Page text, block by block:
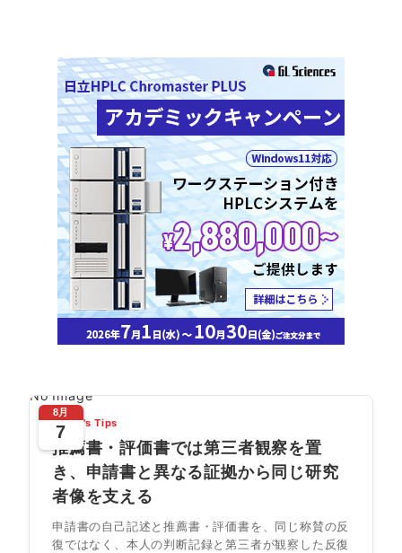
No Image
8月
7
Today's Tips
推薦書・評価書では第三者観察を置
き、申請書と異なる証拠から同じ研究
者像を支える
申請書の自己記述と推薦書・評価書を、同じ称賛の反
復ではなく、本人の判断記録と第三者が観察した反復